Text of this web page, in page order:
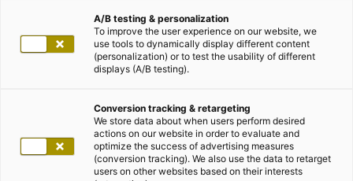
A/B testing & personalization
To improve the user experience on our website, we
use tools to dynamically display different content
(personalization) or to test the usability of different
displays (A/B testing).
Conversion tracking & retargeting
We store data about when users perform desired
actions on our website in order to evaluate and
optimize the success of advertising measures
(conversion tracking). We also use the data to retarget
users on other websites based on their interests